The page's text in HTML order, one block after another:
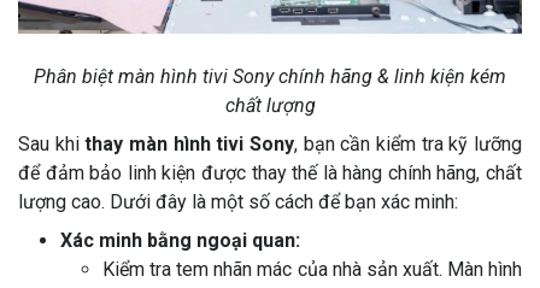
Phân biệt màn hình tivi Sony chính hãng & linh kiện kém
chất lượng
Sau khithay màn hình tivi Sony, bạn cần kiểm tra kỹ lưỡng
để đảm bảo linh kiện được thay thế là hàng chính hãng, chất
lượng cao. Dưới đây là một số cách để bạn xác minh:
Xác minh bằng ngoại quan:
Kiểm tra tem nhãn mác của nhà sản xuất. Màn hình